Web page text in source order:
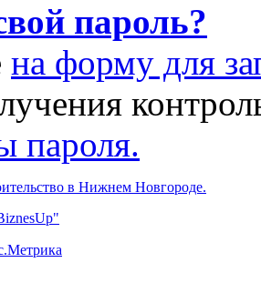
пароль?
на форму для
пароля.
в Нижнем Новгороде.